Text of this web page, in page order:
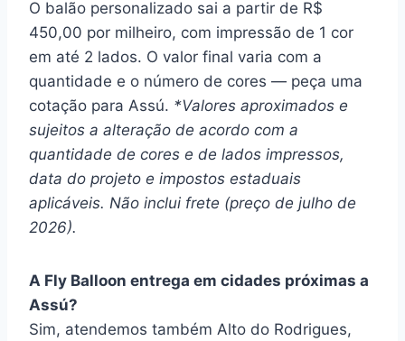
O balão personalizado sai a partir de R$
450,00 por milheiro, com impressão de 1 cor
em até 2 lados. O valor final varia com a
quantidade e o número de cores — peça uma
cotação para Assú. *Valores aproximados e
sujeitos a alteração de acordo com a
quantidade de cores e de lados impressos,
data do projeto e impostos estaduais
aplicáveis. Não inclui frete (preço de julho de
2026).
A Fly Balloon entrega em cidades próximas a
Assú?
Sim, atendemos também Alto do Rodrigues,